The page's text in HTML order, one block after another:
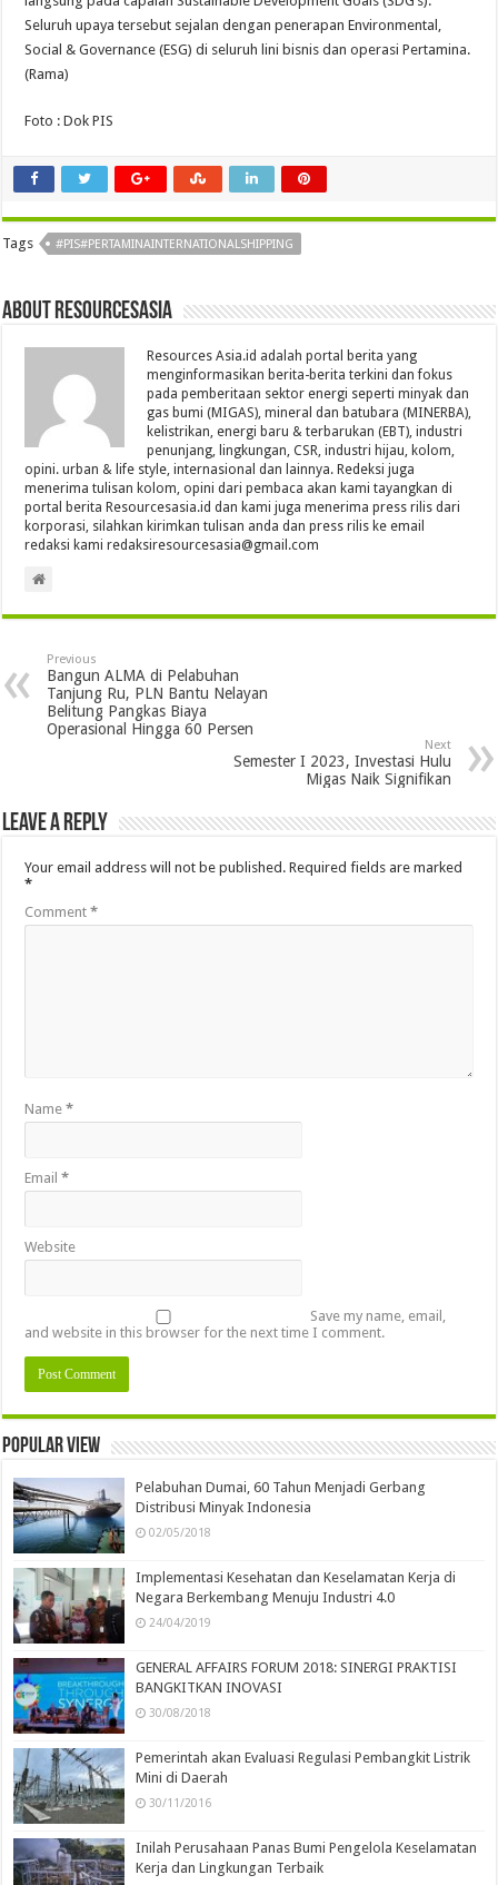
Seluruh upaya tersebut sejalan dengan penerapan Environmental,
Social & Governance (ESG) di seluruh lini bisnis dan operasi Pertamina.
(Rama)
Foto : Dok PIS
Tags #PIS#PERTAMINAINTERNATIONALSHIPPING
About Resourcesasia
Resources Asia.id adalah portal berita yang
menginformasikan berita-berita terkini dan fokus
pada pemberitaan sektor energi seperti minyak dan
gas bumi (MIGAS), mineral dan batubara (MINERBA),
kelistrikan, energi baru & terbarukan (EBT), industri
penunjang, lingkungan, CSR, industri hijau, kolom,
opini. urban & life style, internasional dan lainnya. Redeksi juga
menerima tulisan kolom, opini dari pembaca akan kami tayangkan di
portal berita Resourcesasia.id dan kami juga menerima press rilis dari
korporasi, silahkan kirimkan tulisan anda dan press rilis ke email
redaksi kami redaksiresourcesasia@gmail.com
Previous
Bangun ALMA di Pelabuhan
Tanjung Ru, PLN Bantu Nelayan
Belitung Pangkas Biaya
Operasional Hingga 60 Persen
Next
Semester I 2023, Investasi Hulu
Migas Naik Signifikan
Leave a Reply
Your email address will not be published. Required fields are marked
*
Comment*
Name*
Email*
Website
Save my name, email,
and website in this browser for the next time I comment.
Popular view
Pelabuhan Dumai, 60 Tahun Menjadi Gerbang
Distribusi Minyak Indonesia
02/05/2018
Implementasi Kesehatan dan Keselamatan Kerja di
Negara Berkembang Menuju Industri 4.0
24/04/2019
GENERAL AFFAIRS FORUM 2018: SINERGI PRAKTISI
BANGKITKAN INOVASI
30/08/2018
Pemerintah akan Evaluasi Regulasi Pembangkit Listrik
Mini di Daerah
30/11/2016
Inilah Perusahaan Panas Bumi Pengelola Keselamatan
Kerja dan Lingkungan Terbaik